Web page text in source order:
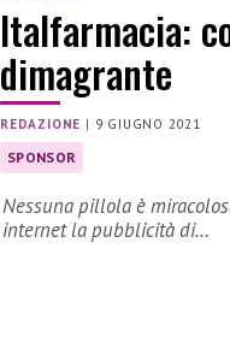
Italfarmacia:
dimagrante
REDAZIONE | 9 GIUGNO 2021
SPONSOR
Nessuna pillola è
internet la pubblicità di…